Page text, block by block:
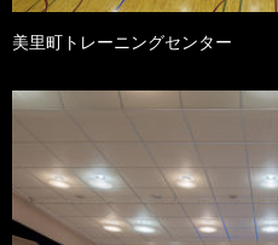
美里町トレーニングセンター